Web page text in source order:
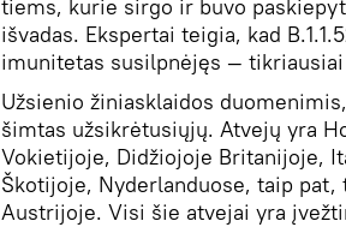
tiems, kurie sirgo ir buvo
išvadas. Ekspertai teigia, kad
imunitetas susilpnėjęs — tikriausiai
Užsienio žiniasklaidos
šimtas užsikrėtusiųjų. Atvejų yra
Vokietijoje, Didžiojoje Britanijoje,
Škotijoje, Nyderlanduose, taip
Austrijoje. Visi šie atvejai yra